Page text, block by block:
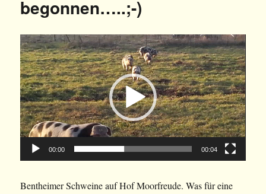
begonnen…..;-)
Video-
Player
00:00 00:04
Bentheimer Schweine auf Hof Moorfreude. Was für eine